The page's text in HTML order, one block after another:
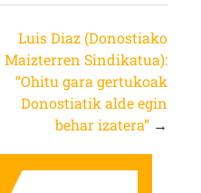
Luis Diaz (Donostiako
Maizterren Sindikatua):
“Ohitu gara gertukoak
Donostiatik alde egin
behar izatera” →